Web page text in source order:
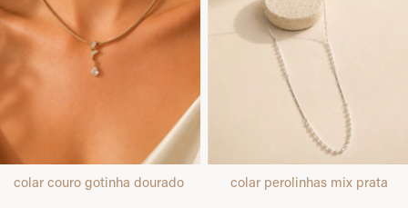
colar couro gotinha dourado colar perolinhas mix prata